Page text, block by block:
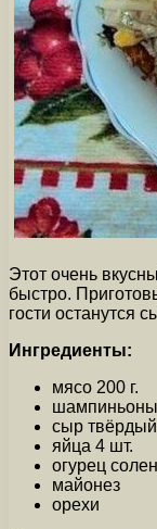
Этот очень
быстро.
гости останутся
Ингредиенты:
мясо 200 г.
шампиньоны
сыр твёрдый
яйца 4 шт.
огурец
майонез
орехи